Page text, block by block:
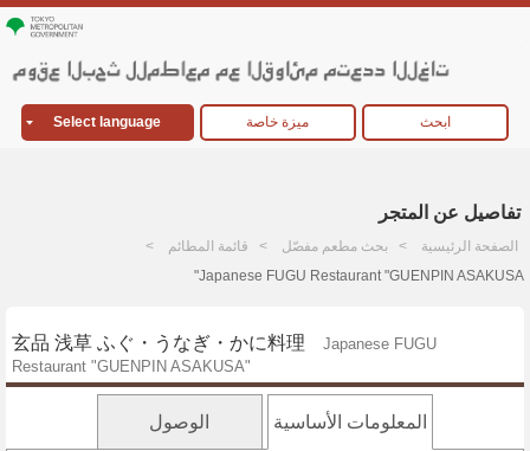
Select language ميزة خاصة ابحث
تفاصيل عن المتجر
الصفحة الرئيسية بحث مطعم مفصّل
قائمة المطائم
Japanese FUGU Restaurant "GUENPIN ASAKUSA"
玄品 浅草 ふぐ・うなぎ・かに料理
Japanese FUGU
Restaurant "GUENPIN ASAKUSA"
المعلومات الأساسية الوصول